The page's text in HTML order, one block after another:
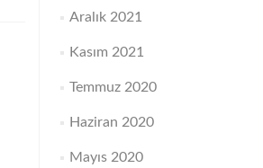
Aralık 2021
Kasım 2021
Temmuz 2020
Haziran 2020
Mayıs 2020